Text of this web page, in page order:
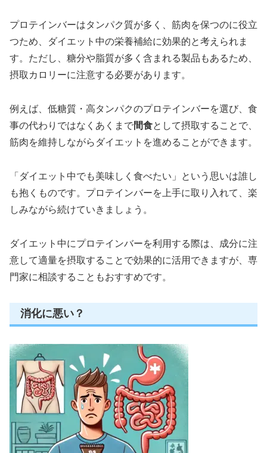
プロテインバーはタンパク質が多く、筋肉を保つのに役立
つため、ダイエット中の栄養補給に効果的と考えられま
す。ただし、糖分や脂質が多く含まれる製品もあるため、
摂取カロリーに注意する必要があります。
例えば、低糖質・高タンパクのプロテインバーを選び、食
事の代わりではなくあくまで間食として摂取することで、
筋肉を維持しながらダイエットを進めることができます。
「ダイエット中でも美味しく食べたい」という思いは誰し
も抱くものです。プロテインバーを上手に取り入れて、楽
しみながら続けていきましょう。
ダイエット中にプロテインバーを利用する際は、成分に注
意して適量を摂取することで効果的に活用できますが、専
門家に相談することもおすすめです。
消化に悪い？